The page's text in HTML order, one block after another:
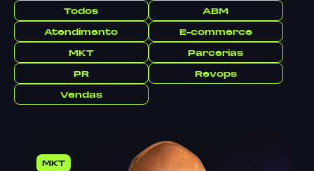
Todos
ABM
Atendimento
E-commerce
MKT
Parcerias
PR
Revops
Vendas
MKT